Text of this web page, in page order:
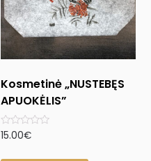
Kosmetinė „NUSTEBĘS
APUOKĖLIS”
Rated
15.00€